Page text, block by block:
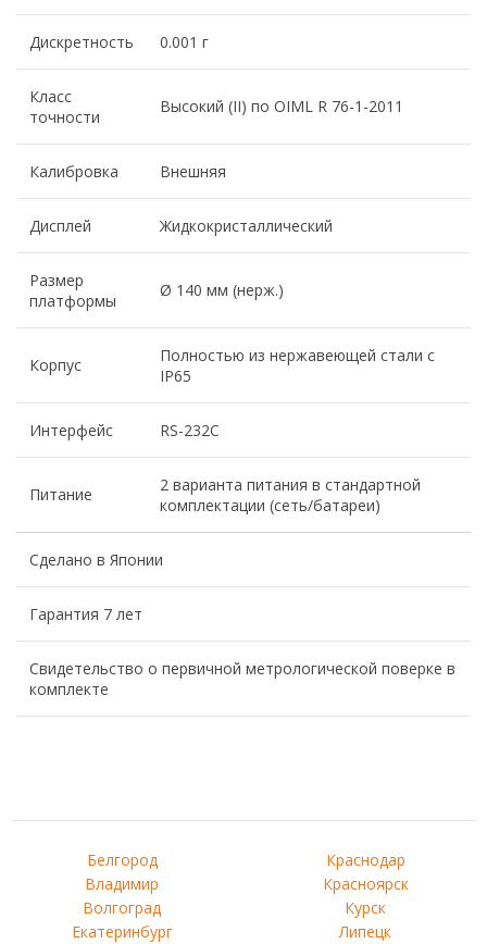
Дискретность 0.001 г
Класс
точности
Высокий (II) по OIML R 76-1-2011
Калибровка Внешняя
Дисплей Жидкокристаллический
Размер
платформы
Ø 140 мм (нерж.)
Корпус
Полностью из нержавеющей стали с
IP65
Интерфейс RS-232C
Питание
2 варианта питания в стандартной
комплектации (сеть/батареи)
Сделано в Японии
Гарантия 7 лет
Свидетельство о первичной метрологической поверке в
комплекте
Белгород
Владимир
Волгоград
Екатеринбург
Краснодар
Красноярск
Курск
Липецк